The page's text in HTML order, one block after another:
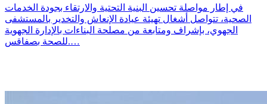
في إطار مواصلة تحسين البنية التحتية والارتقاء بجودة الخدمات
الصحية، تتواصل أشغال تهيئة عيادة الإنعاش والتخدير بالمستشفى
الجهوي، بإشراف ومتابعة من مصلحة البناءات بالإدارة الجهوية
للصحة بصفاقس.…